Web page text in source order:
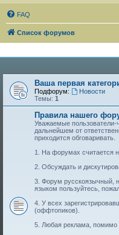
FAQ
Список форумов
Ваша первая
Подфорум:
Новости
Темы: 1
Правила нашего
Уважаемые пользователи-
дальнейшем от
приходится обговаривать.
1. На форумах считается
2. Обсуждать и
3. Форум русскоязычный,
языком пользуйтесь,
4. У всех
(оффтопиков).
5. Любая реклама, помимо